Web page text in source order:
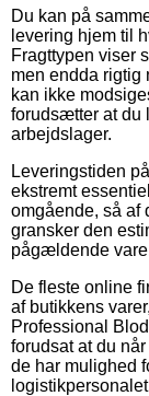
Du kan på
levering hjem til
Fragttypen viser
men endda rigtig
kan ikke
forudsætter at du
arbejdslager.
Leveringstiden
ekstremt
omgående, så af
gransker den
pågældende
De fleste online
af butikkens
Professional
forudsat at du
de har mulighed